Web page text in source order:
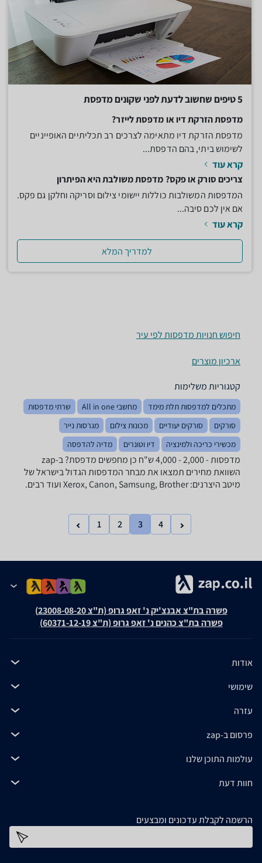
5 טיפים שחשוב לדעת לפני שקונים מדפסת
מדפסת הזרקת דיו או מדפסת לייזר?
מדפסת הזרקת דיו מתאימה לצרכים רב תכליתיים האופייניים
לשימוש ביתי, בהם הדפסת...
קרא עוד
צריכים סורק או פקס? מדפסת משולבת היא הפיתרון
המדפסות המשולבות כוללות יישומי צילום וסריקה וחלקן גם פקס.
אם אין לכם סיבה...
קרא עוד
למדריך המלא
חיפוש חנויות מדפסות לפי עיר
ארכיון מוצרים
קטגוריות משלימות
מתכלים למדפסות תלת מימד מחשבי All in one
שרתי מדפסות
סורקים
סורקים יעודיים מכונות צילום
מגרסות נייר
מכשירי כריכה ולמינציה
דיו וטונרים מדיה להדפסה
מדפסות - ‏2,000 - 4,000 ‏ש"ח ‏כן מחפשים מדפסת? ב-zap
השוואת מחירים תמצאו את מבחר המדפסות הגדול בישראל של
מיטב היצרנים: Xerox, Canon, Samsung, Brother ועוד רבים.
1 2 3 4
פשרה בת"צ אבנצ'יק נ' זאפ גרופ (ת"צ 23008-08-20)
פשרה בת"צ כהנים נ' זאפ גרופ (ת"צ 60371-12-19)
אודות
שימושי
עזרה
פרסום ב-zap
עולמות התוכן שלנו
חוות דעת
הרשמה לקבלת עדכונים ומבצעים